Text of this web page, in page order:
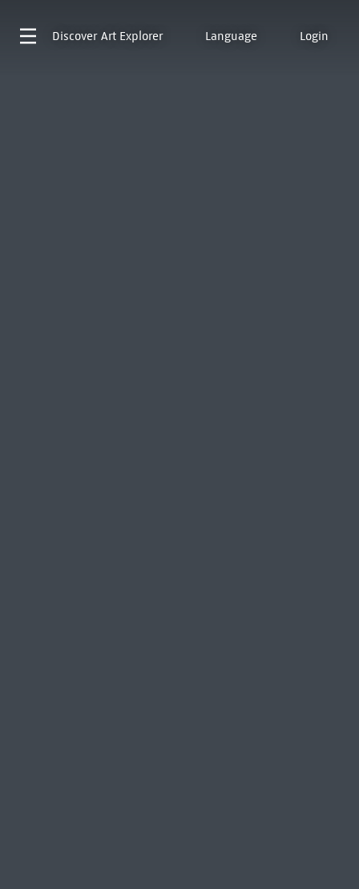
Discover Art Explorer Language Login